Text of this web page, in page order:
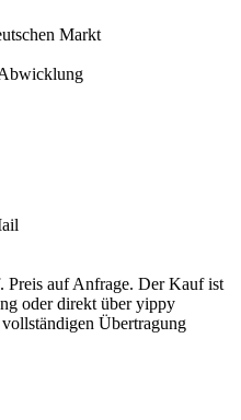
Markt
Preis auf Anfrage. Der Kauf ist
oder direkt über yippy
Übertragung